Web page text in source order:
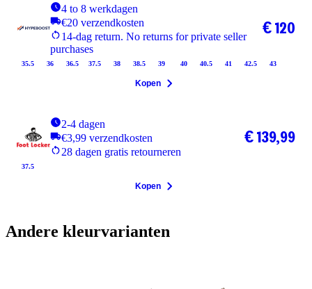
4 to 8 werkdagen
€20 verzendkosten
14-dag return. No returns for private seller
purchases
35.5 36 36.5 37.5 38 38.5 39 40 40.5 41 42.5 43
€ 120
Kopen
2-4 dagen
€3,99 verzendkosten
28 dagen gratis retourneren
37.5
€ 139,99
Kopen
Andere kleurvarianten